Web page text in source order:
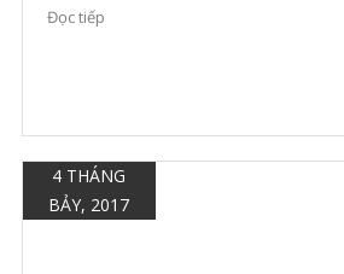
Đọc tiếp
4 THÁNG
BẢY, 2017